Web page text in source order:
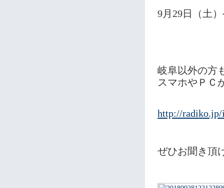
9月29日（
岐阜以外の方
スマホやＰＣ
http://radiko.jp/
ぜひお聞き頂